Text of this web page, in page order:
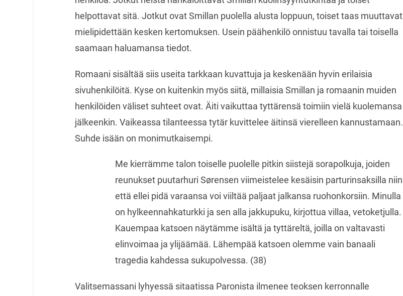
helpottavat sitä. Jotkut ovat Smillan puolella alusta loppuun, toiset taas muuttavat
mielipidettään kesken kertomuksen. Usein päähenkilö onnistuu tavalla tai toisella
saamaan haluamansa tiedot.
Romaani sisältää siis useita tarkkaan kuvattuja ja keskenään hyvin erilaisia
sivuhenkilöitä. Kyse on kuitenkin myös siitä, millaisia Smillan ja romaanin muiden
henkilöiden väliset suhteet ovat. Äiti vaikuttaa tyttärensä toimiin vielä kuolemansa
jälkeenkin. Vaikeassa tilanteessa tytär kuvittelee äitinsä vierelleen kannustamaan.
Suhde isään on monimutkaisempi.
Me kierrämme talon toiselle puolelle pitkin siistejä sorapolkuja, joiden
reunukset puutarhuri Sørensen viimeistelee kesäisin parturinsaksilla niin
että ellei pidä varaansa voi viiltää paljaat jalkansa ruohonkorsiin. Minulla
on hylkeennahkaturkki ja sen alla jakkupuku, kirjottua villaa, vetoketjulla.
Kauempaa katsoen näytämme isältä ja tyttäreltä, joilla on valtavasti
elinvoimaa ja ylijäämää. Lähempää katsoen olemme vain banaali
tragedia kahdessa sukupolvessa. (38)
Valitsemassani lyhyessä sitaatissa Paronista ilmenee teoksen kerronnalle